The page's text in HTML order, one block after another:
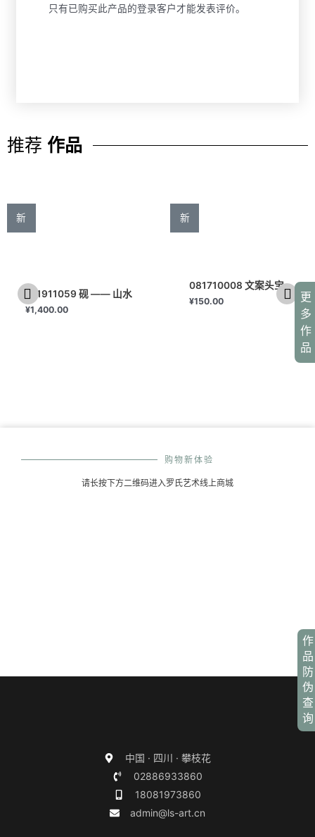
作
品
防
伪
查
询
更
多
作
品
只有已购买此产品的登录客户才能发表评价。
推荐 作品
新
011911059 砚 —— 山水
¥1,400.00
新
081710008 文案头宝
¥150.00
购物新体验
请长按下方二维码进入罗氏艺术线上商城
中国 · 四川 · 攀枝花
02886933860
18081973860
admin@ls-art.cn